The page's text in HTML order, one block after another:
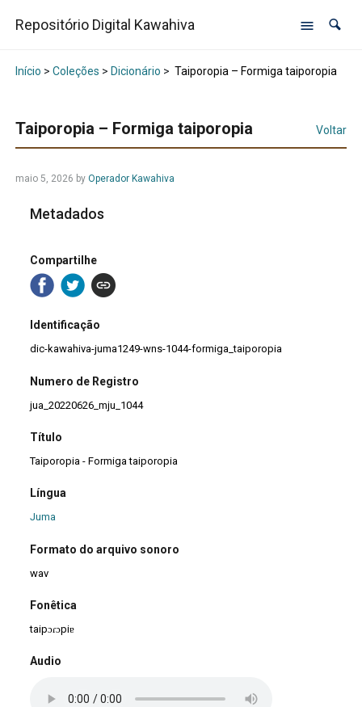
Repositório Digital Kawahiva
Início > Coleções > Dicionário > Taiporopia – Formiga taiporopia
Taiporopia – Formiga taiporopia Voltar
maio 5, 2026 by Operador Kawahiva
Metadados
Compartilhe
Identificação
dic-kawahiva-juma1249-wns-1044-formiga_taiporopia
Numero de Registro
jua_20220626_mju_1044
Título
Taiporopia - Formiga taiporopia
Língua
Juma
Formato do arquivo sonoro
wav
Fonêtica
taipɔɾɔpiɐ
Audio